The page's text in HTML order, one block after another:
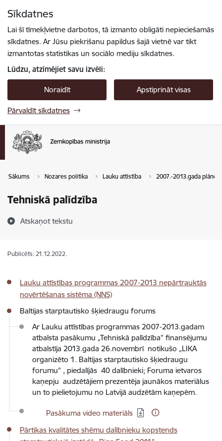
Sīkdatnes
Lai šī tīmekļvietne darbotos, tā izmanto obligāti nepieciešamās
sīkdatnes. Ar Jūsu piekrišanu papildus šajā vietnē var tikt
izmantotas statistikas un sociālo mediju sīkdatnes.
Lūdzu, atzīmējiet savu izvēli:
Noraidīt Apstiprināt visas
Pārvaldīt sīkdatnes
Sākums Nozares politika Lauku attīstība 2007.-2013.gada
Tehniskā palīdzība
Atskaņot tekstu
Publicēts: 21.12.2022.
Lauku attīstības programmas 2007-2013 nepārtrauktās
novērtēšanas sistēma (NNS)
Baltijas starptautisko šķiedraugu forums
Ar Lauku attīstības programmas 2007-2013.gadam
atbalsta pasākumu „Tehniskā palīdzība” finansējumu
atbalstīja 2013.gada 26.novembrī notikušo „LIKA
organizēto 1. Baltijas starptautisko šķiedraugu
forumu” , piedalījās 40 dalībnieki; Foruma ietvaros
kaņepju audzētājiem prezentēja jaunākos materiālus
un to pielietojumu no Latvijā audzētām kaņepēm.
Lejupielādēt:
Pasākuma video materiāls
Pārtikas kvalitātes shēmu dalībnieku kopstends